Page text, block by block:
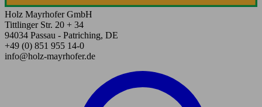
Holz Mayrhofer GmbH
Tittlinger Str. 20 + 34
94034 Passau - Patriching, DE
+49 (0) 851 955 14-0
info@holz-mayrhofer.de